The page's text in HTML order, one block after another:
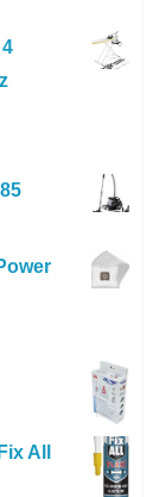
All